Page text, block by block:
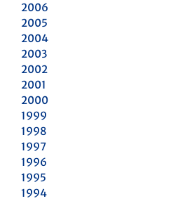
2006
2005
2004
2003
2002
2001
2000
1999
1998
1997
1996
1995
1994